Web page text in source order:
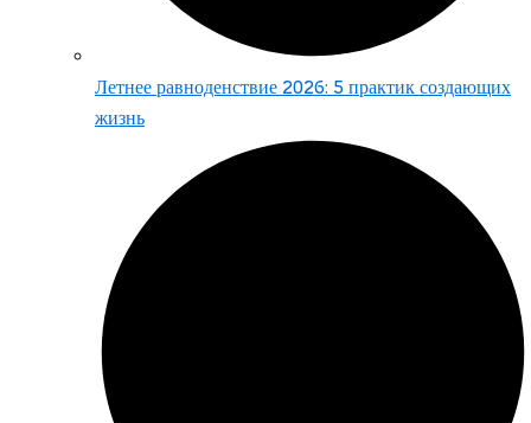
Летнее равноденствие 2026: 5 практик создающих
жизнь